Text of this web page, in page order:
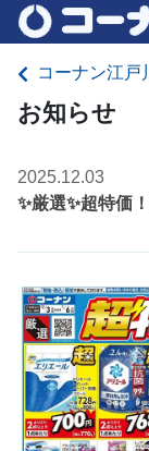
コーナン江戸
お知らせ
2025.12.03
✨厳選✨超特価